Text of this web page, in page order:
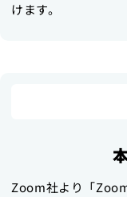
けます。
Zoom社より「